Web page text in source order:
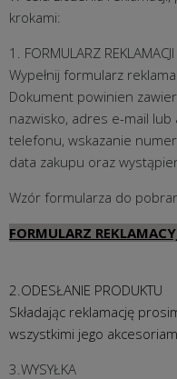
krokami:
1. FORMULARZ REKLAMACJI
Wypełnij formularz
Dokument powinien
nazwisko, adres e-mail
telefonu, wskazanie
data zakupu oraz
Wzór formularza do
FORMULARZ
2.ODESŁANIE PRODUKTU
Składając reklamację
wszystkimi jego
3.WYSYŁKA